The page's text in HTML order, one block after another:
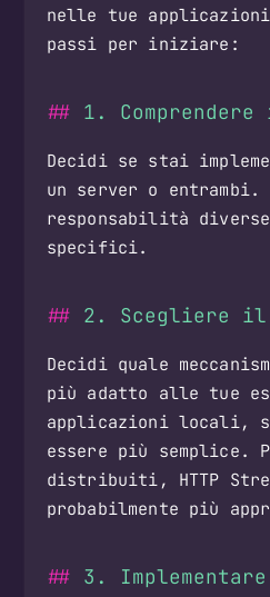
nelle tue
passi per iniziare:
1.
Decidi se stai
un server o entrambi.
responsabilità
specifici.
2. Scegliere il
Decidi quale
più adatto alle tue
applicazioni locali,
essere più semplice.
distribuiti, HTTP
probabilmente più
3.